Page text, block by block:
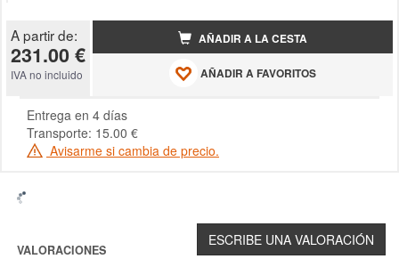
A partir de:
231.00 €
IVA no incluido
AÑADIR A LA CESTA
AÑADIR A FAVORITOS
Entrega en 4 días
Transporte: 15.00 €
Avisarme si cambia de precio.
VALORACIONES